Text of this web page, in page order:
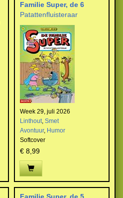
Familie Super, de 6
Patattenfluisteraar
Week 29, juli 2026
Linthout, Smet
Avontuur, Humor
Softcover
€ 8,99